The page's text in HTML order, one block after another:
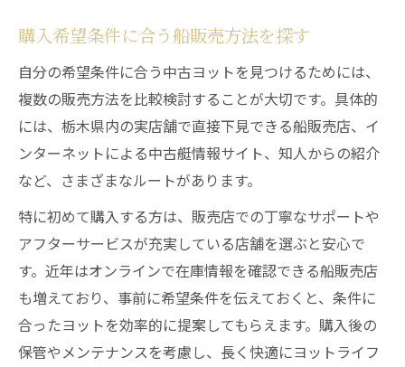
購入希望条件に合う船販売方法を探す
自分の希望条件に合う中古ヨットを見つけるためには、
複数の販売方法を比較検討することが大切です。具体的
には、栃木県内の実店舗で直接下見できる船販売店、イ
ンターネットによる中古艇情報サイト、知人からの紹介
など、さまざまなルートがあります。
特に初めて購入する方は、販売店での丁寧なサポートや
アフターサービスが充実している店舗を選ぶと安心で
す。近年はオンラインで在庫情報を確認できる船販売店
も増えており、事前に希望条件を伝えておくと、条件に
合ったヨットを効率的に提案してもらえます。購入後の
保管やメンテナンスを考慮し、長く快適にヨットライフ